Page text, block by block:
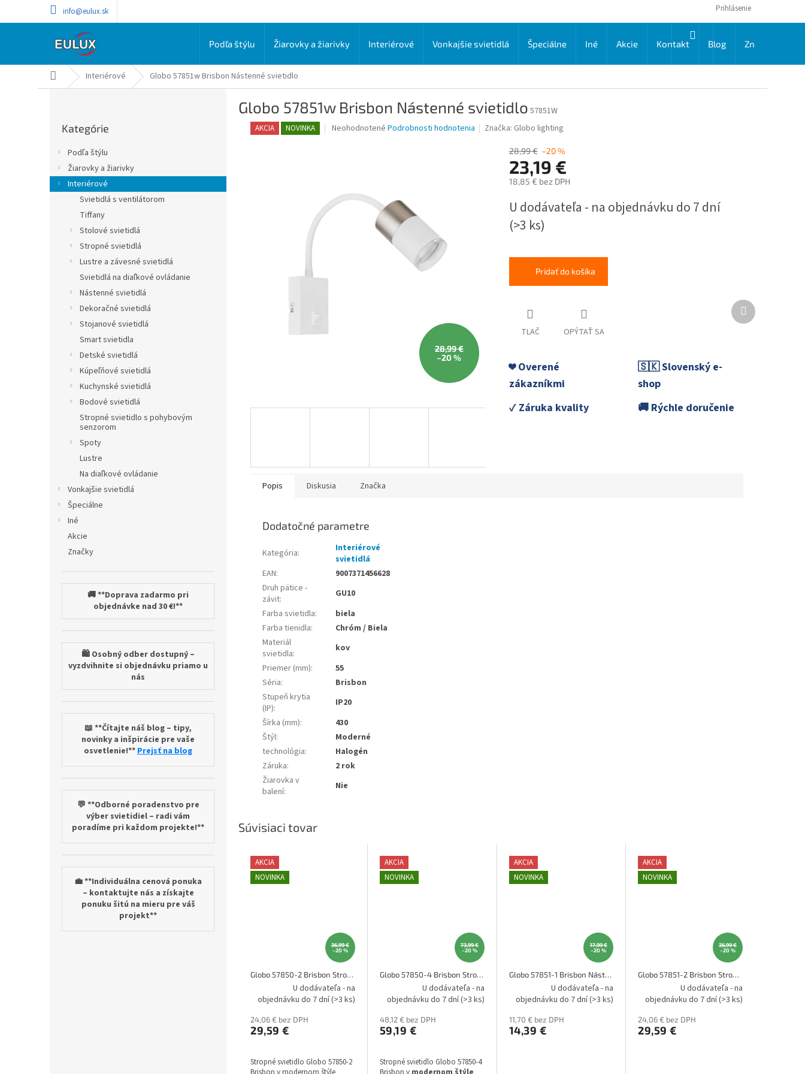
info@eulux.sk Prihlásenie
NÁKUPNÝ
Podľa štýlu Žiarovky a žiarivky Interiérové Vonkajšie svietidlá Špeciálne Iné Akcie Kontakt Blog Značky
DomovInteriérové Globo 57851w Brisbon Nástenné svietidlo
a
kategórie
Kategórie
Podľa štýlu
Žiarovky a žiarivky
Interiérové
Svietidlá s ventilátorom
Tiffany
Stolové svietidlá
Stropné svietidlá
Lustre a závesné svietidlá
Svietidlá na diaľkové ovládanie
Nástenné svietidlá
Dekoračné svietidlá
Stojanové svietidlá
Smart svietidla
Detské svietidlá
Kúpeľňové svietidlá
Kuchynské svietidlá
Bodové svietidlá
Stropné svietidlo s pohybovým
senzorom
Spoty
Lustre
Na diaľkové ovládanie
Vonkajšie svietidlá
Špeciálne
Iné
Akcie
Značky
🚚 **Doprava zadarmo pri
objednávke nad 30 €!**
🛍️ Osobný odber dostupný –
vyzdvihnite si objednávku priamo u
nás
📖 **Čítajte náš blog – tipy,
novinky a inšpirácie pre vaše
osvetlenie!**Prejsť na blog
💬 **Odborné poradenstvo pre
výber svietidiel – radi vám
poradíme pri každom projekte!**
💼 **Individuálna cenová ponuka
– kontaktujte nás a získajte
ponuku šitú na mieru pre váš
projekt**
Globo 57851w Brisbon Nástenné svietidlo 57851W
AKCIA NOVINKA
Priemerné
5
hviezdičiek.
Neohodnotené Podrobnosti hodnotenia Značka: Globo lighting
28,99 €
–20 %
28,99 € –20 %
23,19 €
18,85 € bez DPH
cena:
U dodávateľa - na objednávku do 7 dní
(>3 ks)
Pridať do košíka
TLAČ OPÝTAŤ SA
❤️ Overené
zákazníkmi
🇸🇰 Slovenský e-
shop
✓ Záruka kvality
🚚 Rýchle doručenie
Ďalší
produkt
Popis Diskusia Značka
Dodatočné parametre
Kategória:
Interiérové
svietidlá
EAN:
9007371456628
Druh pätice -
závit:
GU10
Farba svietidla:
biela
Farba tienidla:
Chróm / Biela
Materiál
svietidla:
kov
Priemer (mm):
55
Séria:
Brisbon
Stupeň krytia
(IP):
IP20
Šírka (mm):
430
Štýl:
Moderné
technológia:
Halogén
Záruka:
2 rok
Žiarovka v
balení: Nie
Súvisiaci tovar
AKCIA
NOVINKA
36,99 €
–20 %
Globo 57850-2 Brisbon Stropné svietidlo
U dodávateľa - na
objednávku do 7 dní(>3 ks)
24,06 € bez DPH
29,59 €
Stropné svietidlo Globo 57850-2
AKCIA
NOVINKA
73,99 €
–20 %
Globo 57850-4 Brisbon Stropné svietidlo
U dodávateľa - na
objednávku do 7 dní(>3 ks)
48,12 € bez DPH
59,19 €
Stropné svietidlo Globo 57850-4
AKCIA
NOVINKA
17,99 €
–20 %
Globo 57851-1 Brisbon Nástenné svietidlo
U dodávateľa - na
objednávku do 7 dní(>3 ks)
11,70 € bez DPH
14,39 €
AKCIA
NOVINKA
36,99 €
–20 %
Globo 57851-2 Brisbon Stropné svietidlo
U dodávateľa - na
objednávku do 7 dní(>3 ks)
24,06 € bez DPH
29,59 €